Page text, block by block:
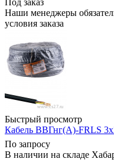
Наши менеджеры
условия заказа
Быстрый просмотр
Кабель ВВГнг(А)-FRLS
По запросу
В наличии на складе